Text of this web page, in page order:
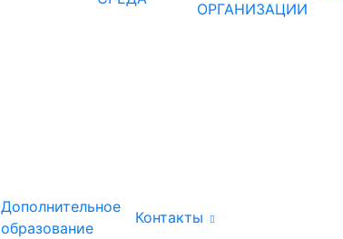
ОРГАНИЗАЦИИ
Дополнительное
образование
Контакты